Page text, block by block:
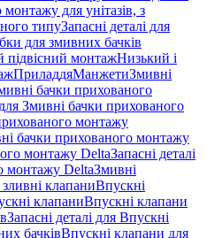
для унітазів, з
типуЗапасні деталі для
для змивних бачків
підвісний монтажНизький і
ПриладдяМанжетиЗмивні
бачки прихованого
для Змивні бачки прихованого
монтажу
бачки прихованого монтажу
монтажу DeltaЗапасні деталі
монтажу DeltaЗмивні
клапаниВпускні
клапаниВпускні клапани
Запасні деталі для Впускні
бачківВпускні клапани для